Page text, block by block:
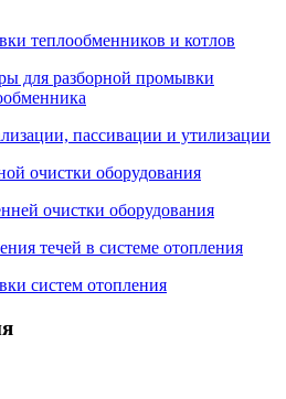
теплообменников и котлов
для разборной промывки
пассивации и утилизации
очистки оборудования
очистки оборудования
течей в системе отопления
систем отопления